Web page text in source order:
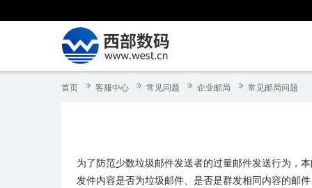
首页 客服中心 常见问题 企业邮局 常见邮局问题
为了防范少数垃圾邮件发送者的过量邮件发送行为，
发件内容是否为垃圾邮件、是否是群发相同内容的邮